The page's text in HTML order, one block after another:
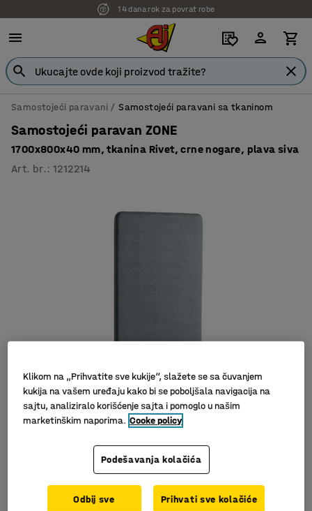
7 godina garancije
Samostojeći paravani Samostojeći paravani sa tkaninom
Samostojeći paravan ZONE
1700x800x40 mm, tkanina Rivet, crne nogare, plava siva
Art. br. :1212214
Klikom na „Prihvatite sve kukije“, slažete se sa čuvanjem
kukija na vašem uređaju kako bi se poboljšala navigacija na
sajtu, analiziralo korišćenje sajta i pomoglo u našim
marketinškim naporima. Cooke policy
Podešavanja kolačića
Odbij sve Prihvati sve kolačiće